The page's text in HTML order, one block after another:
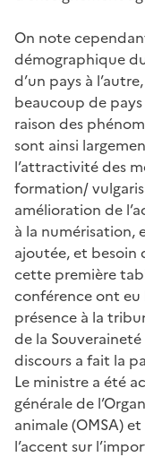
On note
démographique
d’un pays à
beaucoup de
raison des
sont ainsi
l’attractivité des
formation/
amélioration de
à la numérisation,
ajoutée, et besoin
cette première
conférence ont eu
présence à la
de la
discours a fait la
Le ministre a été
générale de
animale (OMSA)
l’accent sur